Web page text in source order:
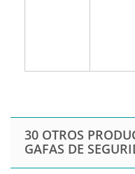
30 OTROS
GAFAS DE